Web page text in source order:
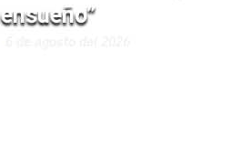
ensueño”